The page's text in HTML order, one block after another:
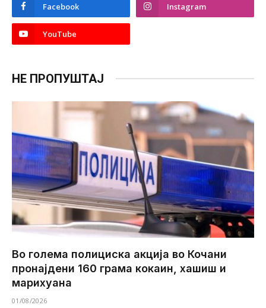
Facebook Instagram
YouTube
НЕ ПРОПУШТАЈ
Во голема полициска акција во Кочани
пронајдени 160 грама кокаин, хашиш и
марихуана
01/08/2026